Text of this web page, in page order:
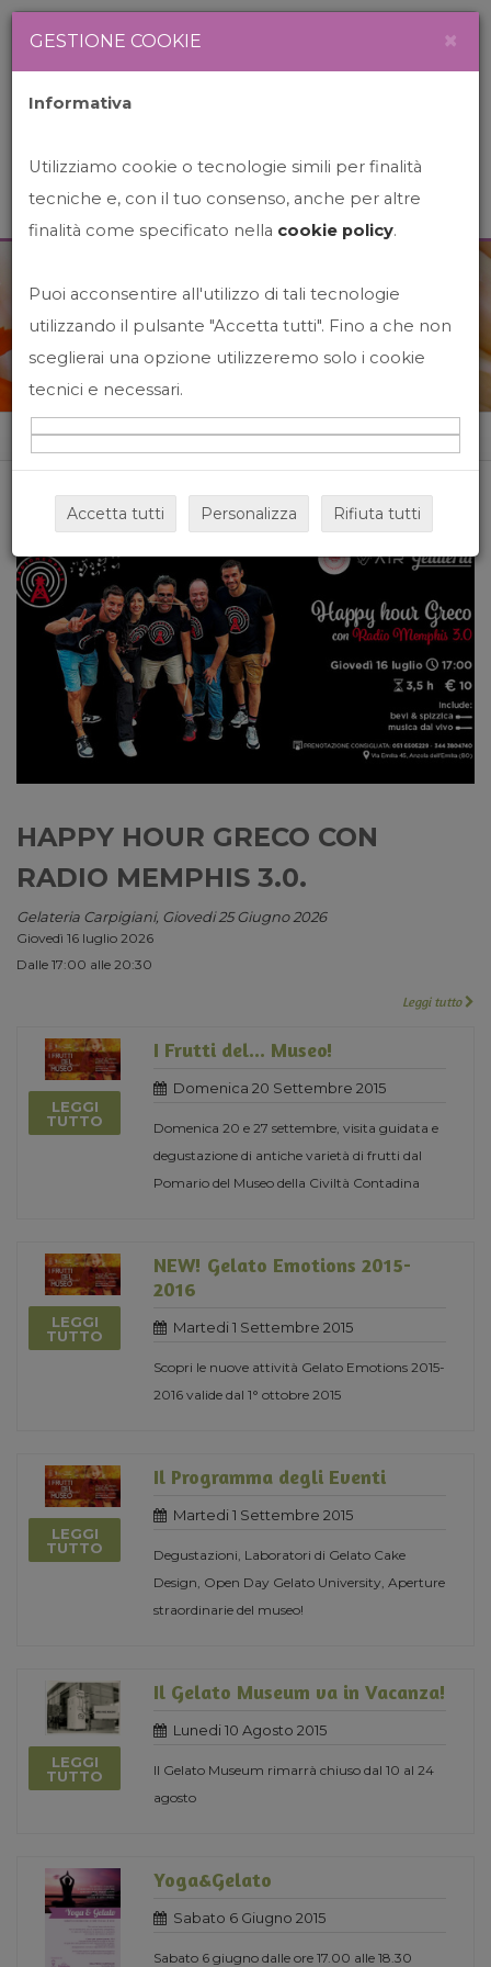
News&Events
Home News&events
HAPPY HOUR GRECO CON
RADIO MEMPHIS 3.0.
Gelateria Carpigiani, Giovedi 25 Giugno 2026
Giovedì 16 luglio 2026
Dalle 17:00 alle 20:30
Leggi tutto
LEGGI
TUTTO
I Frutti del... Museo!
Domenica 20 Settembre 2015
Domenica 20 e 27 settembre, visita guidata e
degustazione di antiche varietà di frutti dal
Pomario del Museo della Civiltà Contadina
LEGGI
TUTTO
NEW! Gelato Emotions 2015-
2016
Martedi 1 Settembre 2015
Scopri le nuove attività Gelato Emotions 2015-
2016 valide dal 1° ottobre 2015
LEGGI
TUTTO
Il Programma degli Eventi
Martedi 1 Settembre 2015
Degustazioni, Laboratori di Gelato Cake
Design, Open Day Gelato University, Aperture
straordinarie del museo!
LEGGI
TUTTO
Il Gelato Museum va in Vacanza!
Lunedi 10 Agosto 2015
Il Gelato Museum rimarrà chiuso dal 10 al 24
agosto
Yoga&Gelato
Sabato 6 Giugno 2015
Sabato 6 giugno dalle ore 17.00 alle 18.30
GESTIONE COOKIE ×
Informativa
Utilizziamo cookie o tecnologie simili per finalità
tecniche e, con il tuo consenso, anche per altre
finalità come specificato nella cookie policy.
Puoi acconsentire all'utilizzo di tali tecnologie
utilizzando il pulsante "Accetta tutti". Fino a che non
sceglierai una opzione utilizzeremo solo i cookie
tecnici e necessari.
Accetta tutti Personalizza Rifiuta tutti